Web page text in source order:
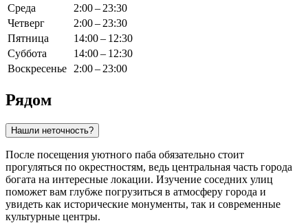
Среда
2:00 – 23:30
Четверг
2:00 – 23:30
Пятница
14:00 – 12:30
Суббота
14:00 – 12:30
Воскресенье
2:00 – 23:00
Рядом
Нашли неточность?
После посещения уютного паба обязательно стоит
прогуляться по окрестностям, ведь центральная часть города
богата на интересные локации. Изучение соседних улиц
поможет вам глубже погрузиться в атмосферу города и
увидеть как исторические монументы, так и современные
культурные центры.